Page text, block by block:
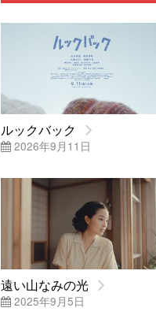
ルックバック
2026年9月11日
遠い山なみの光
2025年9月5日